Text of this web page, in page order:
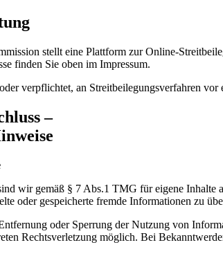
stellt eine Plattform zur Online-
finden Sie oben im Impressum.
verpflichtet, an Streitbeilegungsverfahren vor
–
wir gemäß § 7 Abs.1 TMG für eigene Inhalte
oder gespeicherte fremde Informationen zu
oder Sperrung der Nutzung von
Rechtsverletzung möglich. Bei